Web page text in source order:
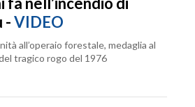
-VIDEO
all’operaio forestale, medaglia al
tragico rogo del 1976